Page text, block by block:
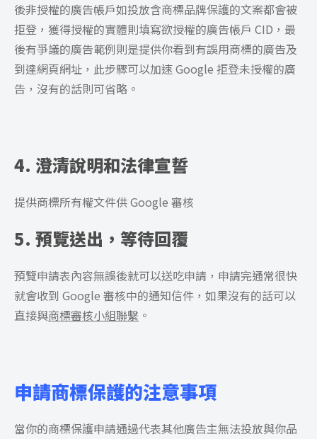
後非授權的廣告帳戶如投放含商標品牌保護的文案都會被
拒登，獲得授權的實體則填寫欲授權的廣告帳戶 CID，最
後有爭議的廣告範例則是提供你看到有誤用商標的廣告及
到達網頁網址，此步驟可以加速 Google 拒登未授權的廣
告，沒有的話則可省略。
4. 澄清說明和法律宣誓
提供商標所有權文件供 Google 審核
5. 預覽送出，等待回覆
預覽申請表內容無誤後就可以送吃申請，申請完通常很快
就會收到 Google 審核中的通知信件，如果沒有的話可以
直接與商標審核小組聯繫 。
申請商標保護的注意事項
當你的商標保護申請通過代表其他廣告主無法投放與你品